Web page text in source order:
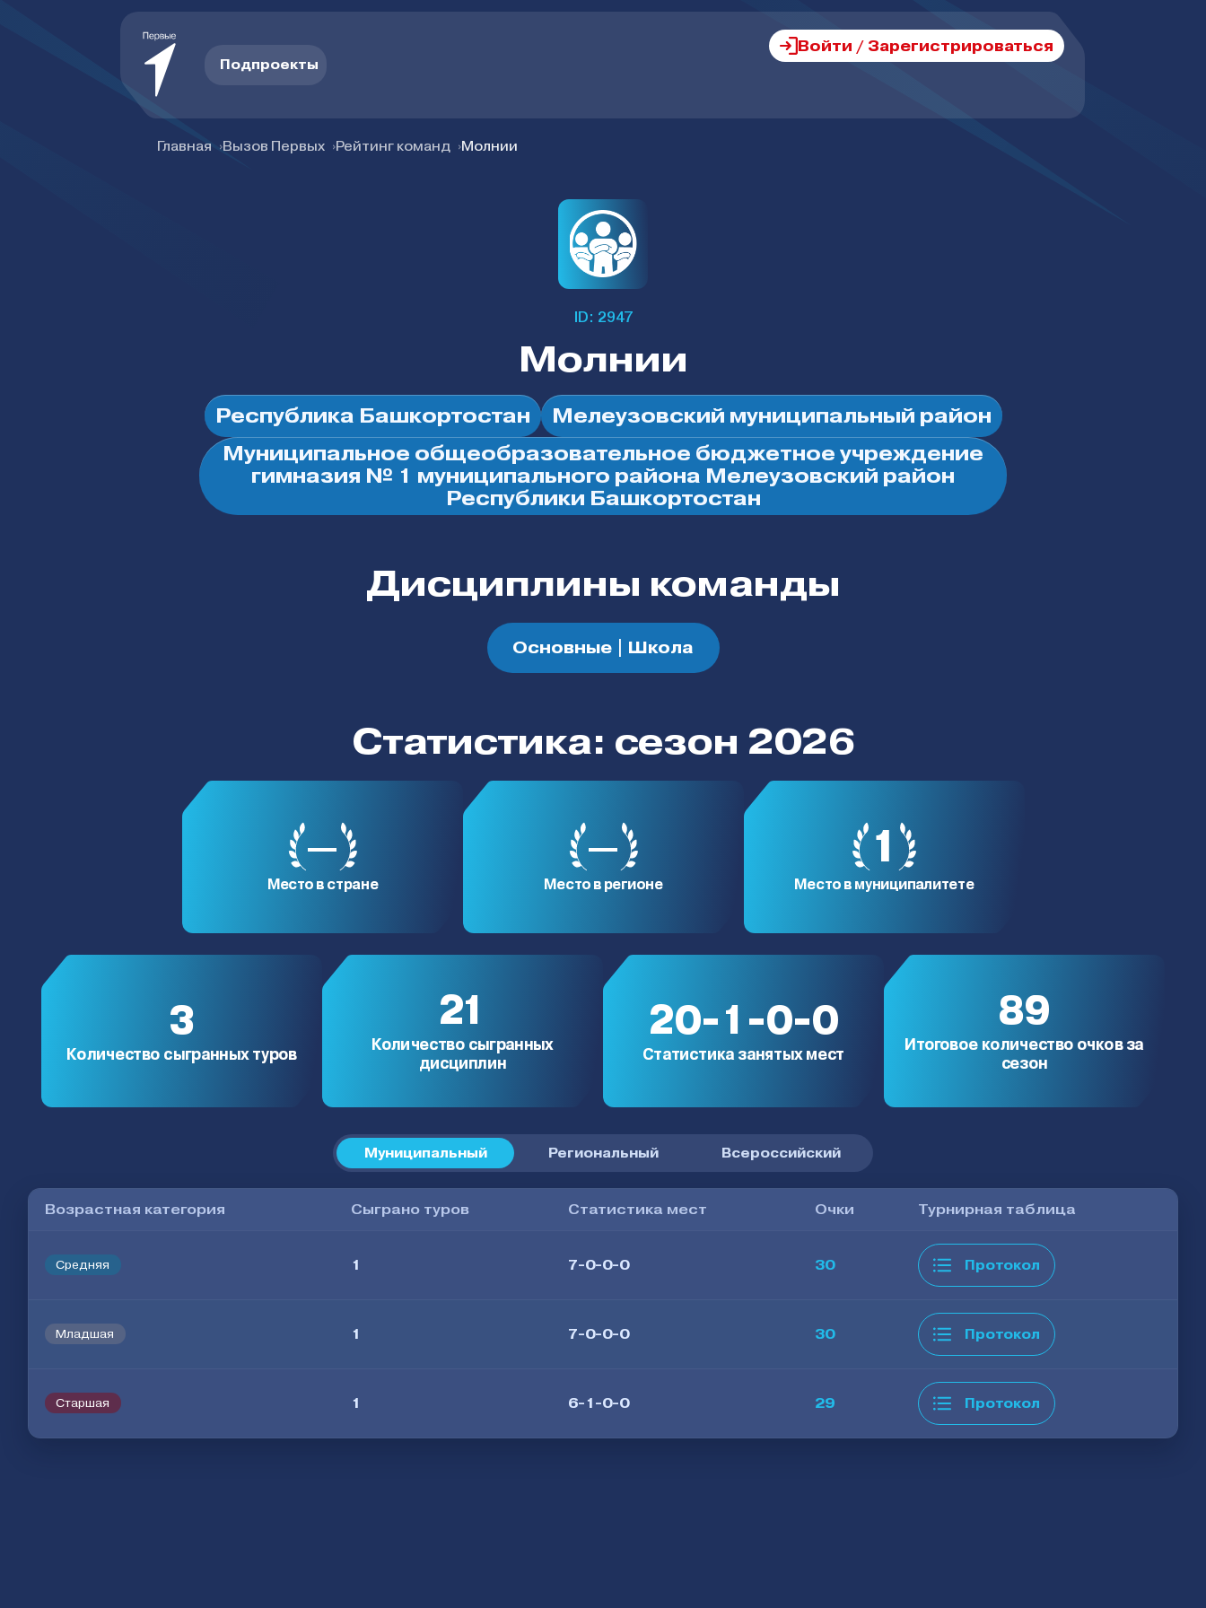
Подпроекты
Войти / Зарегистрироваться
Главная Вызов Первых Рейтинг команд Молнии
ID: 2947
Молнии
Республика Башкортостан
Мелеузовский муниципальный район
Муниципальное общеобразовательное бюджетное учреждение
гимназия № 1 муниципального района Мелеузовский район
Республики Башкортостан
Дисциплины команды
Основные | Школа
Статистика: сезон 2026
—
Место в стране
—
Место в регионе
1
Место в муниципалитете
3
Количество сыгранных туров
21
Количество сыгранных
дисциплин
20-1-0-0
Статистика занятых мест
89
Итоговое количество очков за
сезон
Муниципальный Региональный Всероссийский
Возрастная категория Сыграно туров Статистика мест Очки Турнирная таблица
Средняя 1 7-0-0-0 30 Протокол
Младшая 1 7-0-0-0 30 Протокол
Старшая 1 6-1-0-0 29 Протокол